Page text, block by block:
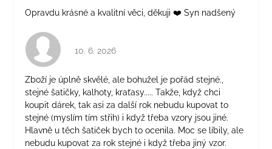
Opravdu krásné a kvalitní věci, děkuji ❤️ Syn nadšený
Hodnocení obchodu je 4 z 5 hvězdiček.
10. 6. 2026
Zboží je úplně skvělé, ale bohužel je pořád stejné.,
stejné šatičky, kalhoty, kraťasy..... Takže, když chci
koupit dárek, tak asi za další rok nebudu kupovat to
stejné (myslím tím střih) i když třeba vzory jsou jiné.
Hlavně u těch šatiček bych to ocenila. Moc se líbily, ale
nebudu kupovat za rok stejné i když třeba jiný vzor.